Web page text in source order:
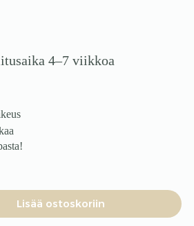
4–7 viikkoa
Lisää ostoskoriin